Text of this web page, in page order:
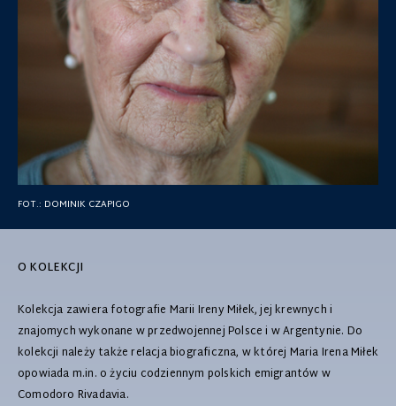
FOT.: DOMINIK CZAPIGO
O KOLEKCJI
Kolekcja zawiera fotografie Marii Ireny Miłek, jej krewnych i
znajomych wykonane w przedwojennej Polsce i w Argentynie. Do
kolekcji należy także relacja biograficzna, w której Maria Irena Miłek
opowiada m.in. o życiu codziennym polskich emigrantów w
Comodoro Rivadavia.